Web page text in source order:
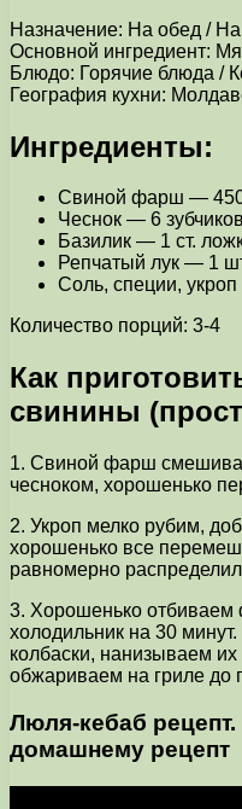
Назначение: На обед /
Основной ингредиент:
Блюдо: Горячие блюда /
География кухни:
Ингредиенты:
Свиной фарш —
Чеснок — 6
Базилик — 1 ст.
Репчатый лук — 1
Соль, специи,
Количество порций: 3-4
Как
свинины
1. Свиной фарш
чесноком, хорошенько
2. Укроп мелко рубим,
хорошенько все
равномерно
3. Хорошенько
холодильник на 30
колбаски, нанизываем
обжариваем на гриле до
Люля-кебаб
домашнему рецепт